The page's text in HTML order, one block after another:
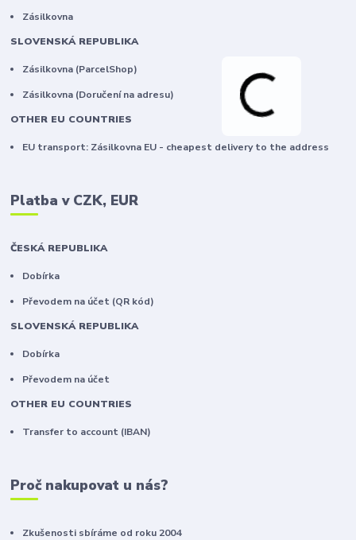
Zásilkovna
SLOVENSKÁ REPUBLIKA
Zásilkovna (ParcelShop)
Zásilkovna (Doručení na adresu)
OTHER EU COUNTRIES
EU transport: Zásilkovna EU - cheapest delivery to the address
Platba v CZK, EUR
ČESKÁ REPUBLIKA
Dobírka
Převodem na účet (QR kód)
SLOVENSKÁ REPUBLIKA
Dobírka
Převodem na účet
OTHER EU COUNTRIES
Transfer to account (IBAN)
Proč nakupovat u nás?
Zkušenosti sbíráme od roku 2004